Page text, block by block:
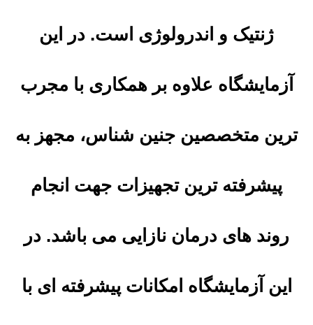
ژنتیک و اندرولوژی است. در این
آزمایشگاه علاوه بر همکاری با مجرب
ترین متخصصین جنین شناس، مجهز به
پیشرفته ترین تجهیزات جهت انجام
روند های درمان نازایی می باشد. در
این آزمایشگاه امکانات پیشرفته ای با